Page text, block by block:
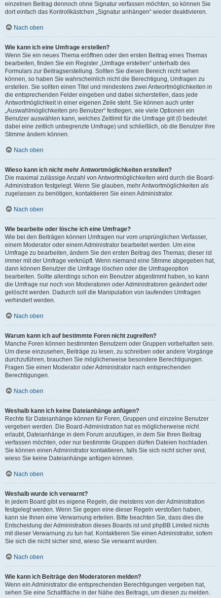
einzelnen Beitrag dennoch ohne Signatur verfassen möchten, so können Sie
dort einfach das Kontrollkästchen „Signatur anhängen“ wieder deaktivieren.
Nach oben
Wie kann ich eine Umfrage erstellen?
Wenn Sie ein neues Thema eröffnen oder den ersten Beitrag eines Themas
bearbeiten, finden Sie ein Register „Umfrage erstellen“ unterhalb des
Formulars zur Beitragserstellung. Sollten Sie diesen Bereich nicht sehen
können, so haben Sie wahrscheinlich nicht die Berechtigung, Umfragen zu
erstellen. Sie sollten einen Titel und mindestens zwei Antwortmöglichkeiten in
die entsprechenden Felder eingeben und dabei sicherstellen, dass jede
Antwortmöglichkeit in einer eigenen Zeile steht. Sie können auch unter
„Auswahlmöglichkeiten pro Benutzer“ festlegen, wie viele Optionen ein
Benutzer auswählen kann, welches Zeitlimit für die Umfrage gilt (0 bedeutet
dabei eine zeitlich unbegrenzte Umfrage) und schließlich, ob die Benutzer ihre
Stimme ändern können.
Nach oben
Wieso kann ich nicht mehr Antwortmöglichkeiten erstellen?
Die maximal zulässige Anzahl von Antwortmöglichkeiten wird durch die Board-
Administration festgelegt. Wenn Sie glauben, mehr Antwortmöglichkeiten als
zugelassen zu benötigen, kontaktieren Sie einen Administrator.
Nach oben
Wie bearbeite oder lösche ich eine Umfrage?
Wie bei den Beiträgen können Umfragen nur vom ursprünglichen Verfasser,
einem Moderator oder einem Administrator bearbeitet werden. Um eine
Umfrage zu bearbeiten, ändern Sie den ersten Beitrag des Themas; dieser ist
immer mit der Umfrage verknüpft. Wenn niemand eine Stimme abgegeben hat,
dann können Benutzer die Umfrage löschen oder die Umfrageoption
bearbeiten. Sollte allerdings schon ein Benutzer abgestimmt haben, so kann
die Umfrage nur noch von Moderatoren oder Administratoren geändert oder
gelöscht werden. Dadurch soll die Manipulation von laufenden Umfragen
verhindert werden.
Nach oben
Warum kann ich auf bestimmte Foren nicht zugreifen?
Manche Foren können bestimmten Benutzern oder Gruppen vorbehalten sein.
Um diese einzusehen, Beiträge zu lesen, zu schreiben oder andere Vorgänge
durchzuführen, brauchen Sie möglicherweise besondere Berechtigungen.
Fragen Sie einen Moderator oder Administrator nach entsprechenden
Berechtigungen.
Nach oben
Weshalb kann ich keine Dateianhänge anfügen?
Rechte für Dateianhänge können für Foren, Gruppen und einzelne Benutzer
vergeben werden. Die Board-Administration hat es möglicherweise nicht
erlaubt, Dateianhänge in dem Forum anzufügen, in dem Sie Ihren Beitrag
verfassen möchten, oder nur bestimmte Gruppen dürfen Dateien hochladen.
Sie können einen Administrator kontaktieren, falls Sie sich nicht sicher sind,
wieso Sie keine Dateianhänge anfügen können.
Nach oben
Weshalb wurde ich verwarnt?
In jedem Board gibt es eigene Regeln, die meistens von der Administration
festgelegt werden. Wenn Sie gegen eine dieser Regeln verstoßen haben,
kann sie Ihnen eine Verwarnung erteilen. Bitte beachten Sie, dass dies die
Entscheidung der Administration dieses Boards ist und phpBB Limited nichts
mit dieser Verwarnung zu tun hat. Kontaktieren Sie einen Administrator, sofern
Sie sich die nicht sicher sind, wieso Sie verwarnt wurden.
Nach oben
Wie kann ich Beiträge den Moderatoren melden?
Wenn ein Administrator die entsprechenden Berechtigungen vergeben hat,
sehen Sie eine Schaltfläche in der Nähe des Beitrags, um diesen zu melden.